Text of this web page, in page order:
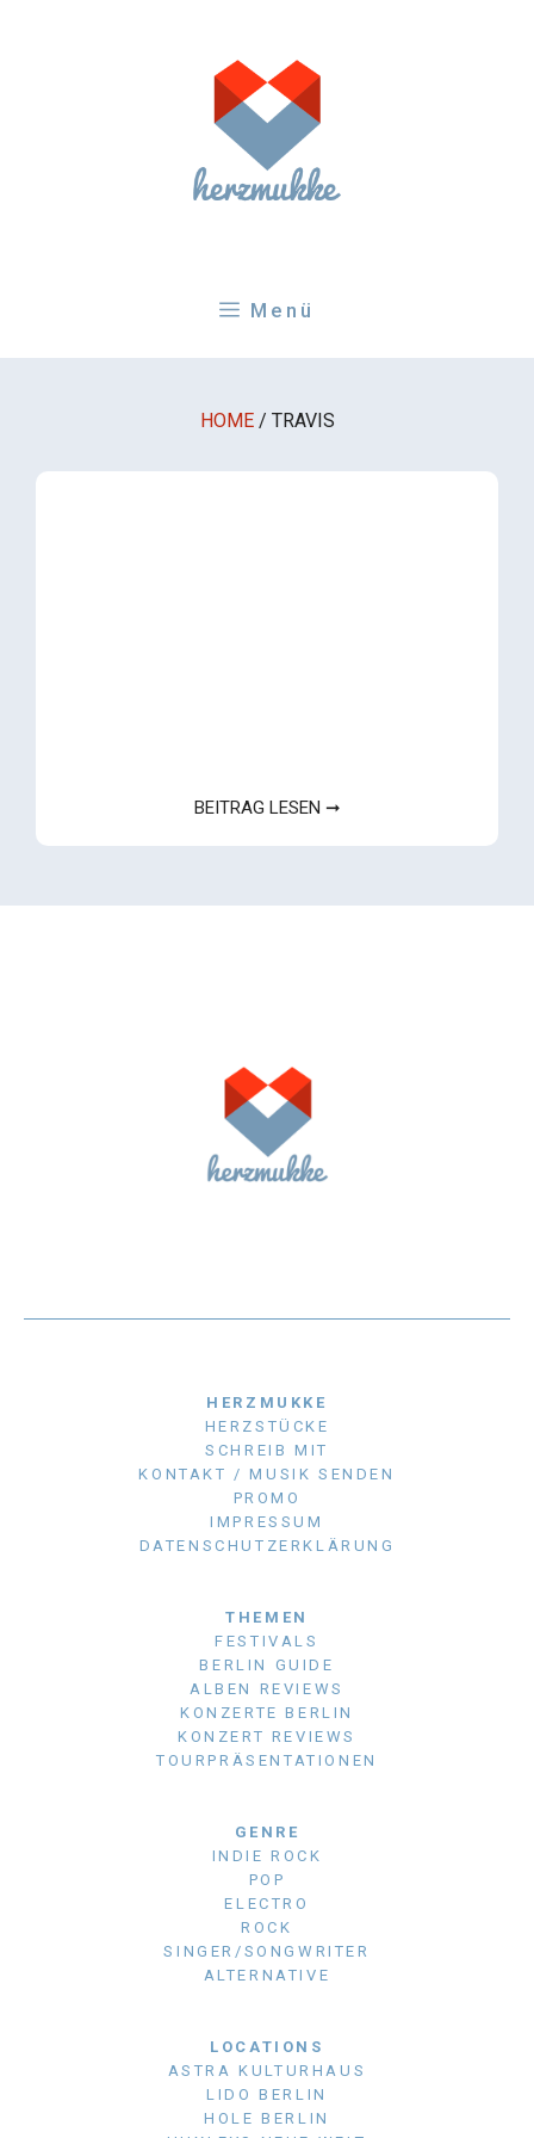
Menü
HOME / TRAVIS
BEITRAG LESEN ➞
HERZMUKKE
HERZSTÜCKE
SCHREIB MIT
KONTAKT / MUSIK SENDEN
PROMO
IMPRESSUM
DATENSCHUTZERKLÄRUNG
THEMEN
FESTIVALS
BERLIN GUIDE
ALBEN REVIEWS
KONZERTE BERLIN
KONZERT REVIEWS
TOURPRÄSENTATIONEN
GENRE
INDIE ROCK
POP
ELECTRO
ROCK
SINGER/SONGWRITER
ALTERNATIVE
LOCATIONS
ASTRA KULTURHAUS
LIDO BERLIN
HOLE BERLIN